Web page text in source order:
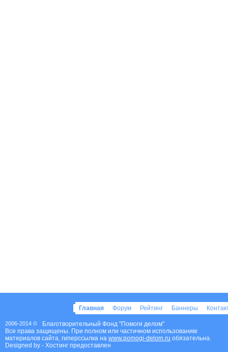
Главная Форум Рейтинг Баннеры
2006-2014 ©
Благотворительный Фонд "Помоги делом"
Все права защищены. При полном или частичном использованим
материалов сайта, гиперссылка на www.pomogi-delom.ru обязательна.
Designed by - Хостинг предоставлен